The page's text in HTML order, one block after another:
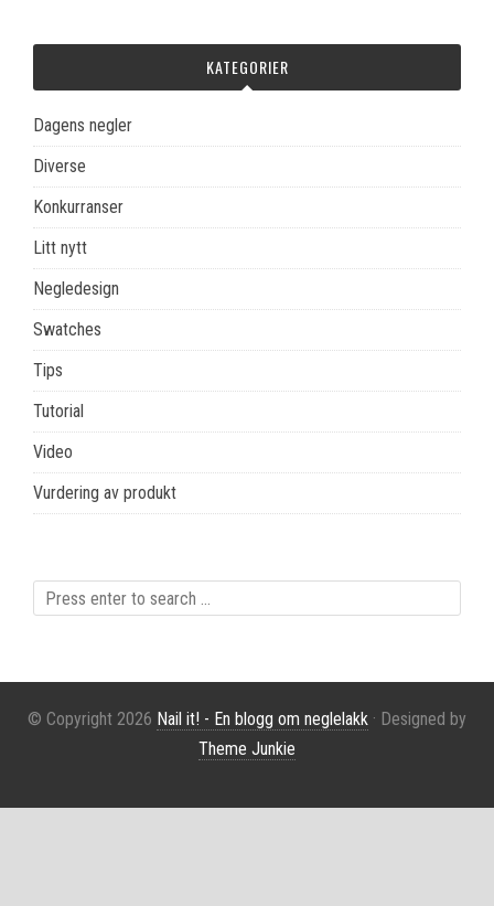
KATEGORIER
Dagens negler
Diverse
Konkurranser
Litt nytt
Negledesign
Swatches
Tips
Tutorial
Video
Vurdering av produkt
© Copyright 2026 Nail it! - En blogg om neglelakk · Designed by
Theme Junkie